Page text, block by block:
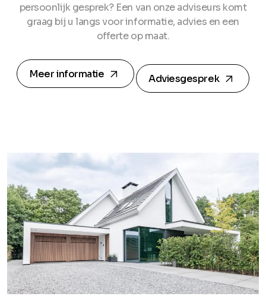
persoonlijk gesprek? Een van onze adviseurs komt
graag bij u langs voor informatie, advies en een
offerte op maat.
Meer informatiearrow_forward Adviesgesprekarrow_forward